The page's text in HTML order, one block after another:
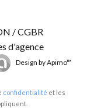
/ CGBR
d'agence
Design byApimo™
confidentialité et les